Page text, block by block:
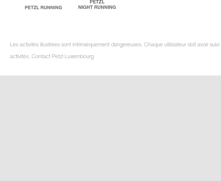
Les activités illustrées sont intrinsèquement dangereuses. Chaque utilisateur doit avoir
activités. Contact Petzl Luxembourg